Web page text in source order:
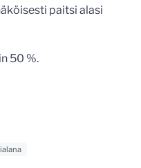
paitsi alasi
50 %.